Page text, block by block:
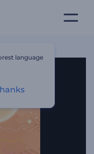
language